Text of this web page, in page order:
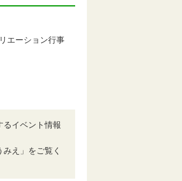
エーション行事
るイベント情報
みえ」をご覧く